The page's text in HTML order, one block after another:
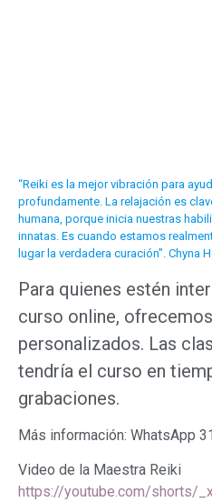
“Reiki es la mejor vibración para
profundamente. La relajación es
humana, porque inicia nuestras
innatas. Es cuando estamos
lugar la verdadera curación”. Chyna
Para quienes estén
curso online,
personalizados. Las
tendría el curso en
grabaciones.
Más información: WhatsApp
Video de la Maestra Reiki
https://youtube.com/shorts/